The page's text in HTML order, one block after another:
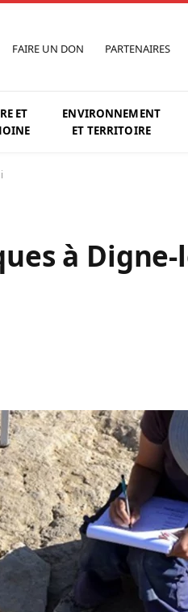
FAIRE UN DON PARTENAIRES
ET
ENVIRONNEMENT
ET TERRITOIRE
à Digne-